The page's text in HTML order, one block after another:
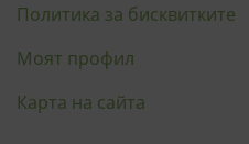
Политика за бисквитките
Моят профил
Карта на сайта